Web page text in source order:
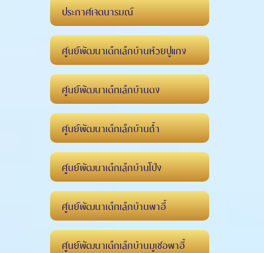
ประกาศเจตนารมณ์
ศูนย์พัฒนาเด็กเล็กบ้านห้วยปูแกง
ศูนย์พัฒนาเด็กเล็กบ้านดง
ศูนย์พัฒนาเด็กเล็กบ้านถ้ำ
ศูนย์พัฒนาเด็กเล็กบ้านโป่ง
ศูนย์พัฒนาเด็กเล็กบ้านผาฮี้
ศูนย์พัฒนาเด็กเล็กบ้านมูเซอผาฮี้